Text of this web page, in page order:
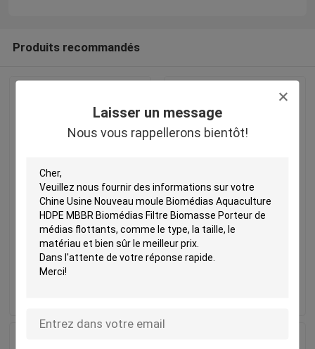
Laisser un message
Nous vous rappellerons bientôt!
Produits recommandés
Vinyle blanc résistant à
l'humidité à l'intérieur
de l'angle 30 mm largeur
P180
Les médias de filtrage
de cellules biologiques
en HDPE